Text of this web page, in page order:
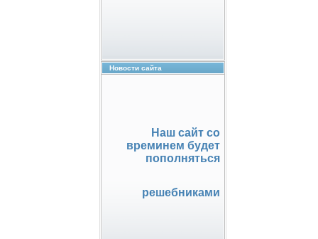
Новости сайта
Наш сайт со
времинем будет
пополняться
решебниками